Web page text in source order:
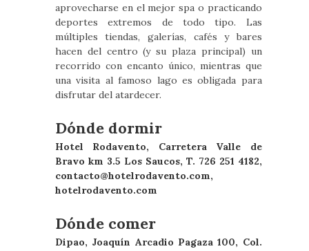
aprovecharse en el mejor spa o practicando
deportes extremos de todo tipo. Las
múltiples tiendas, galerías, cafés y bares
hacen del centro (y su plaza principal) un
recorrido con encanto único, mientras que
una visita al famoso lago es obligada para
disfrutar del atardecer.
Dónde dormir
Hotel Rodavento, Carretera Valle de
Bravo km 3.5 Los Saucos, T. 726 251 4182,
contacto@hotelrodavento.com,
hotelrodavento.com
Dónde comer
Dipao, Joaquín Arcadio Pagaza 100, Col.